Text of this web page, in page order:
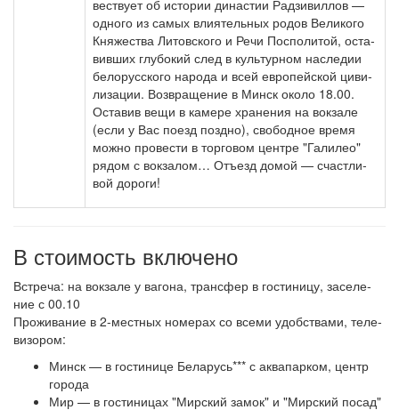
вест­ву­ет об ис­то­рии ди­на­стии Рад­зи­вил­лов —
од­но­го из са­мых вли­я­тель­ных ро­дов Ве­ли­ко­го
Кня­же­ства Ли­тов­ско­го и Ре­чи Поспо­ли­той, оста­
вив­ших глу­бо­кий след в куль­тур­ном на­сле­дии
бе­ло­рус­ско­го на­ро­да и всей ев­ро­пей­ской ци­ви­
ли­за­ции. Воз­вра­ще­ние в Минск око­ло 18.00.
Оста­вив ве­щи в ка­ме­ре хра­не­ния на вок­за­ле
(ес­ли у Вас по­езд позд­но), свободное вре­мя
мож­но про­ве­сти в тор­го­вом цен­тре "Га­ли­лео"
ря­дом с вок­за­лом… Отъ­езд до­мой — счаст­ли­
вой до­ро­ги!
В стоимость включено
Встреча: на вок­за­ле у ва­го­на, транс­фер в го­сти­ни­цу, за­се­ле­
ние с 00.10
Про­жи­ва­ние в 2-местных но­ме­рах со все­ми удоб­ства­ми, те­ле­
ви­зо­ром:
Минск — в го­сти­ни­це Бе­ла­русь*** с ак­ва­пар­ком, центр
го­ро­да
Мир — в го­сти­ни­цах "Мирский за­мок" и "Мирский посад"